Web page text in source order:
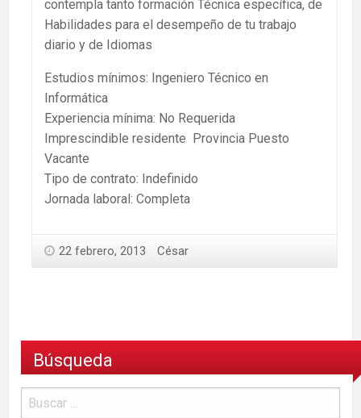
contempla tanto formación Técnica específica, de
Habilidades para el desempeño de tu trabajo
diario y de Idiomas
Estudios mínimos: Ingeniero Técnico en
Informática
Experiencia mínima: No Requerida
Imprescindible residente Provincia Puesto
Vacante
Tipo de contrato: Indefinido
Jornada laboral: Completa
22 febrero, 2013 César
Búsqueda